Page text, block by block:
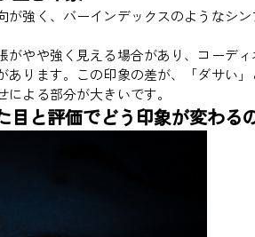
が強く、バーインデックスのようなシ
がやや強く見える場合があり、コーデ
あります。この印象の差が、「ダサい
よる部分が大きいです。
目と評価でどう印象が変わる